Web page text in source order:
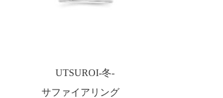
UTSUROI-冬-
サファイアリング